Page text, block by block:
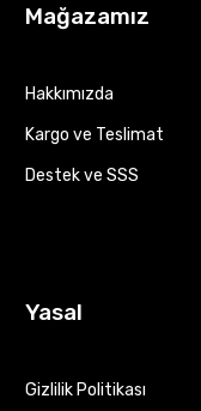
Mağazamız
Hakkımızda
Kargo ve Teslimat
Destek ve SSS
Yasal
Gizlilik Politikası